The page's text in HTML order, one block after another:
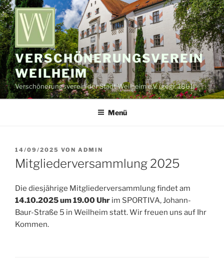
Zum
Inhalt
springen
VERSCHÖNERUNGSVEREIN
WEILHEIM
Verschönerungsverein der Stadt Weilheim e.V. (gegr. 1861)
Menü
VERÖFFENTLICHT
AM
14/09/2025 VON ADMIN
Mitgliederversammlung 2025
Die diesjährige Mitgliederversammlung findet am
14.10.2025 um 19.00 Uhr im SPORTIVA, Johann-
Baur-Straße 5 in Weilheim statt. Wir freuen uns auf Ihr
Kommen.